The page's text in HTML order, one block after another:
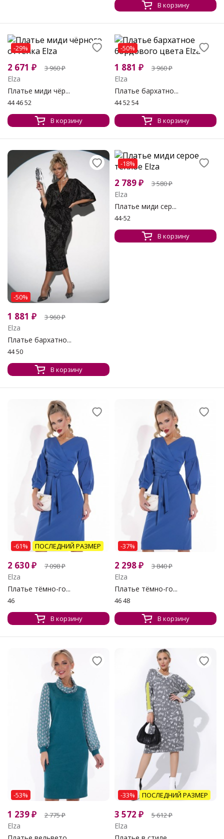
В корзину
-29%
2 671 ₽ 3 960₽
Elza
Платье миди чёр...
44 46 52
В корзину
-50%
1 881 ₽ 3 960₽
Elza
Платье бархатно...
44 52 54
В корзину
-50%
1 881 ₽ 3 960₽
Elza
Платье бархатно...
44 50
В корзину
-18%
2 789₽ 3 580₽
Elza
Платье миди сер...
44-52
В корзину
-61% ПОСЛЕДНИЙ РАЗМЕР
2 630₽ 7 098₽
Elza
Платье тёмно-го...
46
В корзину
-37%
2 298₽ 3 840₽
Elza
Платье тёмно-го...
46 48
В корзину
-53%
1 239₽ 2 775₽
Elza
-33% ПОСЛЕДНИЙ РАЗМЕР
3 572 ₽ 5 612₽
Elza